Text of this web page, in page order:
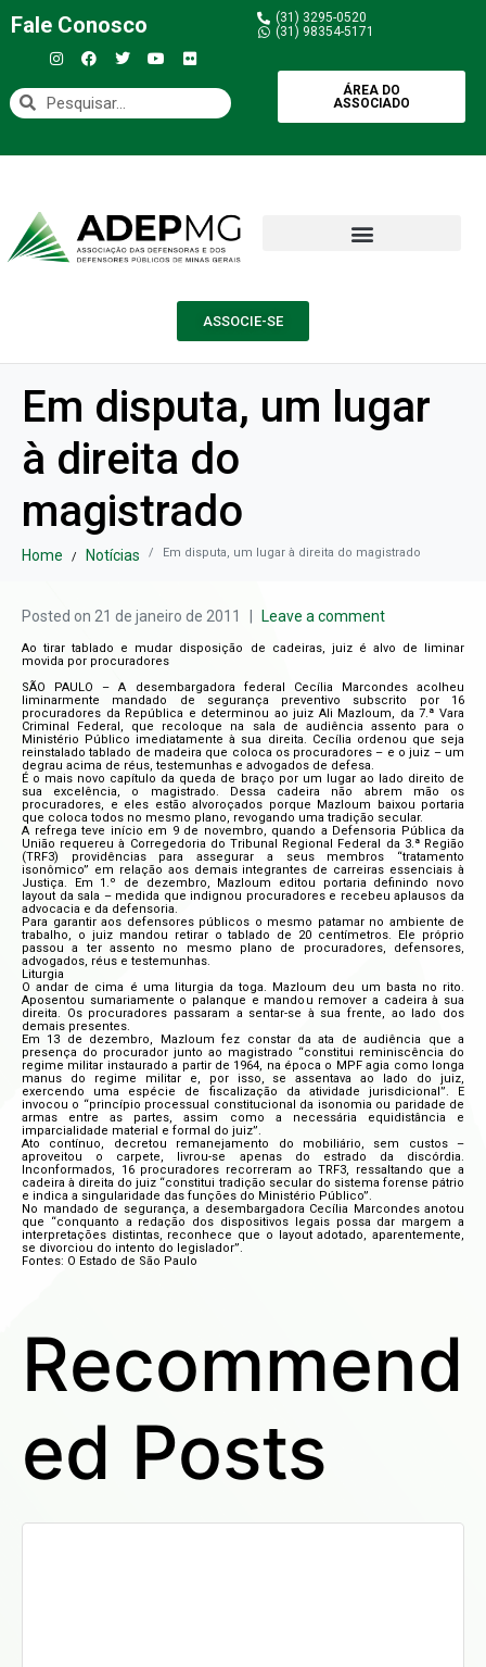
Fale Conosco
(31) 3295-0520
(31) 98354-5171
ÁREA DO
ASSOCIADO
ASSOCIE-SE
Em disputa, um lugar
à direita do
magistrado
Home Notícias Em disputa, um lugar à direita do magistrado
Posted on 21 de janeiro de 2011 Leave a comment
Ao tirar tablado e mudar disposição de cadeiras, juiz é alvo de liminar
movida por procuradores
SÃO PAULO – A desembargadora federal Cecília Marcondes acolheu
liminarmente mandado de segurança preventivo subscrito por 16
procuradores da República e determinou ao juiz Ali Mazloum, da 7.ª Vara
Criminal Federal, que recoloque na sala de audiência assento para o
Ministério Público imediatamente à sua direita. Cecília ordenou que seja
reinstalado tablado de madeira que coloca os procuradores – e o juiz – um
degrau acima de réus, testemunhas e advogados de defesa.
É o mais novo capítulo da queda de braço por um lugar ao lado direito de
sua excelência, o magistrado. Dessa cadeira não abrem mão os
procuradores, e eles estão alvoroçados porque Mazloum baixou portaria
que coloca todos no mesmo plano, revogando uma tradição secular.
A refrega teve início em 9 de novembro, quando a Defensoria Pública da
União requereu à Corregedoria do Tribunal Regional Federal da 3.ª Região
(TRF3) providências para assegurar a seus membros “tratamento
isonômico” em relação aos demais integrantes de carreiras essenciais à
Justiça. Em 1.º de dezembro, Mazloum editou portaria definindo novo
layout da sala – medida que indignou procuradores e recebeu aplausos da
advocacia e da defensoria.
Para garantir aos defensores públicos o mesmo patamar no ambiente de
trabalho, o juiz mandou retirar o tablado de 20 centímetros. Ele próprio
passou a ter assento no mesmo plano de procuradores, defensores,
advogados, réus e testemunhas.
Liturgia
O andar de cima é uma liturgia da toga. Mazloum deu um basta no rito.
Aposentou sumariamente o palanque e mandou remover a cadeira à sua
direita. Os procuradores passaram a sentar-se à sua frente, ao lado dos
demais presentes.
Em 13 de dezembro, Mazloum fez constar da ata de audiência que a
presença do procurador junto ao magistrado “constitui reminiscência do
regime militar instaurado a partir de 1964, na época o MPF agia como longa
manus do regime militar e, por isso, se assentava ao lado do juiz,
exercendo uma espécie de fiscalização da atividade jurisdicional”. E
invocou o “princípio processual constitucional da isonomia ou paridade de
armas entre as partes, assim como a necessária equidistância e
imparcialidade material e formal do juiz”.
Ato contínuo, decretou remanejamento do mobiliário, sem custos –
aproveitou o carpete, livrou-se apenas do estrado da discórdia.
Inconformados, 16 procuradores recorreram ao TRF3, ressaltando que a
cadeira à direita do juiz “constitui tradição secular do sistema forense pátrio
e indica a singularidade das funções do Ministério Público”.
No mandado de segurança, a desembargadora Cecília Marcondes anotou
que “conquanto a redação dos dispositivos legais possa dar margem a
interpretações distintas, reconhece que o layout adotado, aparentemente,
se divorciou do intento do legislador”.
Fontes: O Estado de São Paulo
Recommend
ed Posts